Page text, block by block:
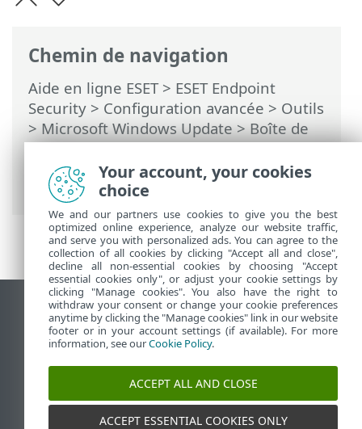
Chemin de navigation
Aide en ligne ESET> ESET Endpoint
Security > Configuration avancée > Outils
> Microsoft Windows Update>Boîte de
dialogue - Mises à jour du système
d'exploitation> Mise à jour les
informations
Afficher le site des postes de travail
End of Life
Base de connaissances ESET
Forum ESET
ESET Status Portal
Support régional
Your account, your cookies
choice
We and our partners use cookies to give you the best
optimized online experience, analyze our website traffic,
and serve you with personalized ads. You can agree to the
collection of all cookies by clicking "Accept all and close",
decline all non-essential cookies by choosing "Accept
essential cookies only", or adjust your cookie settings by
clicking "Manage cookies". You also have the right to
withdraw your consent or change your cookie preferences
anytime by clicking the "Manage cookies" link in our website
footer or in your account settings (if available). For more
information, see ourCookie Policy.
ACCEPT ALL AND CLOSE
ACCEPT ESSENTIAL COOKIES ONLY